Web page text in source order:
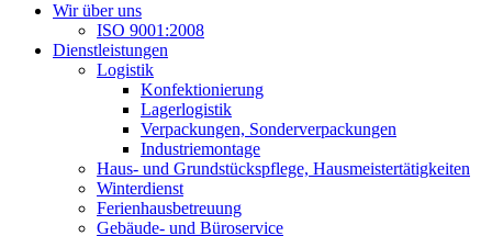
Wir über uns
ISO 9001:2008
Dienstleistungen
Logistik
Konfektionierung
Lagerlogistik
Verpackungen, Sonderverpackungen
Industriemontage
Haus- und Grundstückspflege, Hausmeistertätigkeiten
Winterdienst
Ferienhausbetreuung
Gebäude- und Büroservice